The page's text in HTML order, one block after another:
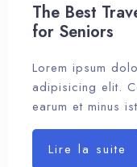
The Best
for Seniors
Lorem ipsum
adipisicing elit.
earum et minus
Lire la suite